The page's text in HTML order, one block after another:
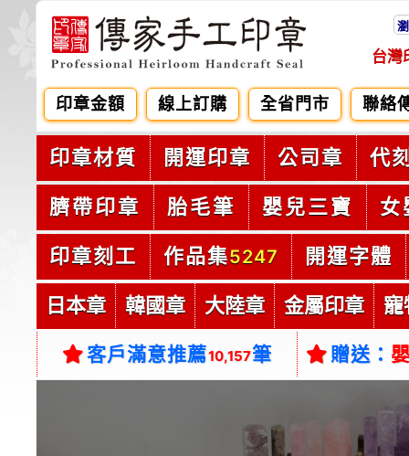
台灣
印章金額 線上訂購 全省門市 聯絡
印章材質 開運印章 公司章 代
臍帶印章 胎毛筆 嬰兒三寶 女
印章刻工 作品集5247 開運字體
日本章 韓國章 大陸章 金屬印章 寵
客戶滿意推薦10,157筆 贈送：